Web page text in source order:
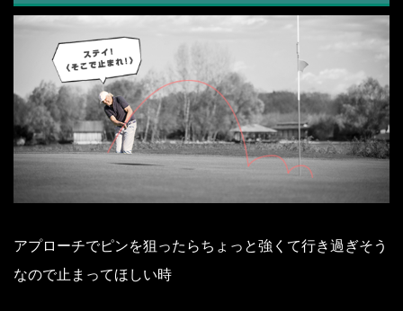
アプローチでピンを狙ったらちょっと強くて行き過ぎそう
なので止まってほしい時